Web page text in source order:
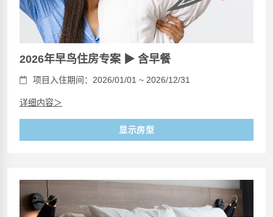
2026年早鸟住房专案 ▶ 含早餐
项目入住期间：2026/01/01 ~ 2026/12/31
详细内容＞
显示房型